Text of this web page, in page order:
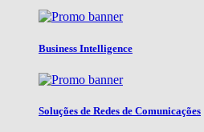
Business Intelligence
Soluções de Redes de Comunicações